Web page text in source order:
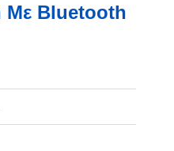
Με Bluetooth